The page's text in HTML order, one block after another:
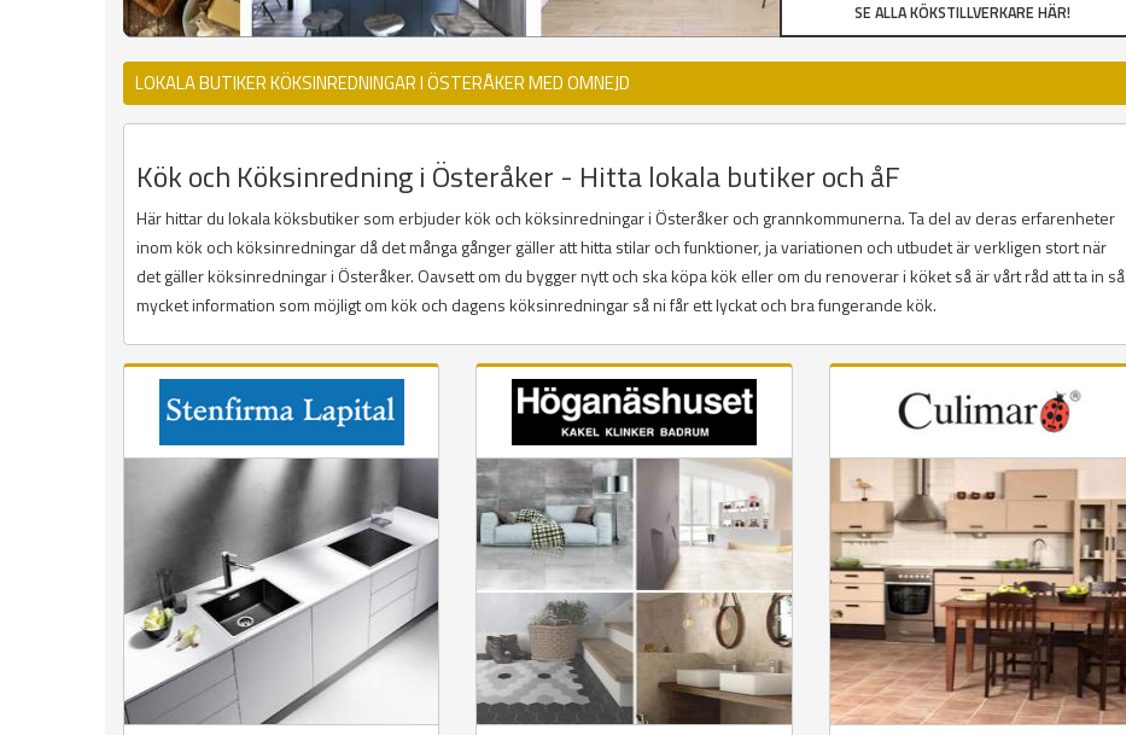
SE ALLA KÖKSTILLVERKARE HÄR!
LOKALA BUTIKER KÖKSINREDNINGAR I ÖSTERÅKER MED OMNEJD
Kök och Köksinredning i Österåker - Hitta lokala butiker och åF
Här hittar du lokala köksbutiker som erbjuder kök och köksinredningar i Österåker och grannkommunerna. Ta del av deras erfarenheter
inom kök och köksinredningar då det många gånger gäller att hitta stilar och funktioner, ja variationen och utbudet är verkligen stort när
det gäller köksinredningar i Österåker. Oavsett om du bygger nytt och ska köpa kök eller om du renoverar i köket så är vårt råd att ta in så
mycket information som möjligt om kök och dagens köksinredningar så ni får ett lyckat och bra fungerande kök.